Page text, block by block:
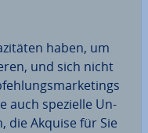
haben, um
und sich nicht
auch spezielle Un­
die Akquise für Sie